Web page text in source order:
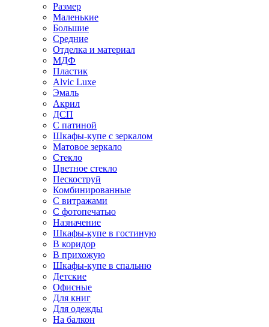
Размер
Маленькие
Большие
Средние
Отделка и материал
МДФ
Пластик
Alvic Luxe
Эмаль
Акрил
ДСП
С патиной
Шкафы-купе с зеркалом
Матовое зеркало
Стекло
Цветное стекло
Пескоструй
Комбинированные
С витражами
С фотопечатью
Назначение
Шкафы-купе в гостиную
В коридор
В прихожую
Шкафы-купе в спальню
Детские
Офисные
Для книг
Для одежды
На балкон